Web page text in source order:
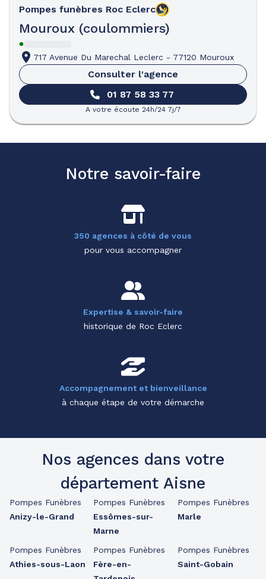
Pompes funèbres Roc Eclerc
Mouroux (coulommiers)
717 Avenue Du Marechal Leclerc - 77120 Mouroux
Consulter l'agence
01 87 58 33 77
A votre écoute 24h/24 7j/7
Notre savoir-faire
350 agences à côté de vous
pour vous accompagner
Expertise & savoir-faire
historique de Roc Eclerc
Accompagnement et bienveillance
à chaque étape de votre démarche
Nos agences dans votre
département Aisne
Pompes Funèbres
Anizy-le-Grand
Pompes Funèbres
Athies-sous-Laon
Pompes Funèbres
Essômes-sur-
Marne
Pompes Funèbres
Fère-en-
Pompes Funèbres
Marle
Pompes Funèbres
Saint-Gobain